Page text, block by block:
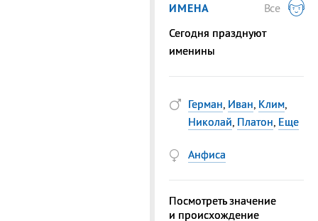
ИМЕНА
Все
Сегодня празднуют
именины
Герман, Иван, Клим,
Николай, Платон, Еще
Анфиса
Посмотреть значение
и происхождение